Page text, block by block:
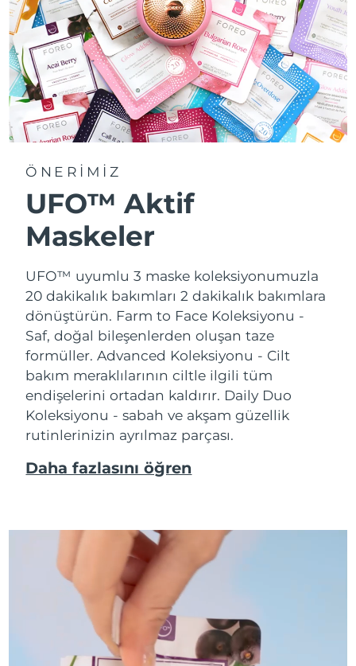
ÖNERİMİZ
UFO™ Aktif
Maskeler
UFO™ uyumlu 3 maske koleksiyonumuzla
20 dakikalık bakımları 2 dakikalık bakımlara
dönüştürün. Farm to Face Koleksiyonu -
Saf, doğal bileşenlerden oluşan taze
formüller. Advanced Koleksiyonu - Cilt
bakım meraklılarının ciltle ilgili tüm
endişelerini ortadan kaldırır. Daily Duo
Koleksiyonu - sabah ve akşam güzellik
rutinlerinizin ayrılmaz parçası.
Daha fazlasını öğren